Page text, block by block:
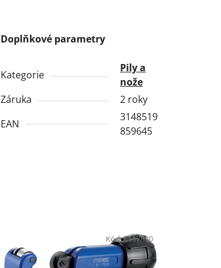
Doplňkové parametry
Kategorie
Pily a
nože
Záruka
2 roky
EAN
3148519
859645
Kód:E117830